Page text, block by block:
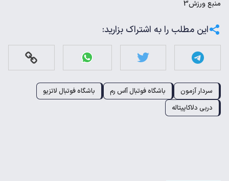
منبعورزش3
این مطلب را به اشتراک بزارید:
سردار آزمون باشگاه فوتبال آاس رم
باشگاه فوتبال لاتزیو
دربی دلاکاپیتاله